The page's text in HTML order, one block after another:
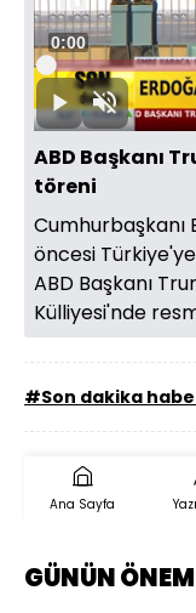
OynatSesi
Aç
Süre
0:00
Yüklendi:
1.48%
ABD Başkanı
töreni
Cumhurbaşkanı
öncesi
ABD Başkanı
Külliyesi'nde
#Son dakika
Ana Sayfa
GÜNÜN